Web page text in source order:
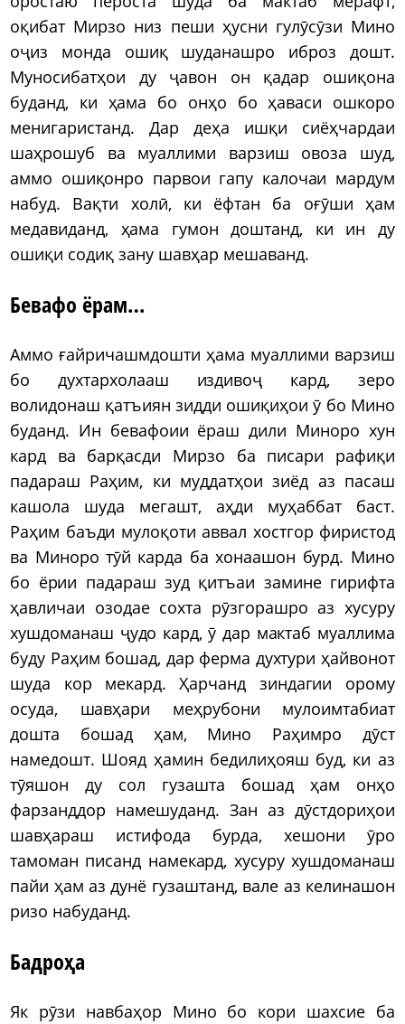
оқибат Мирзо низ пеши ҳусни гулӯсӯзи Мино
оҷиз монда ошиқ шуданашро иброз дошт.
Муносибатҳои ду ҷавон он қадар ошиқона
буданд, ки ҳама бо онҳо бо ҳаваси ошкоро
менигаристанд. Дар деҳа ишқи сиёҳчардаи
шаҳрошуб ва муаллими варзиш овоза шуд,
аммо ошиқонро парвои гапу калочаи мардум
набуд. Вақти холӣ, ки ёфтан ба оғӯши ҳам
медавиданд, ҳама гумон доштанд, ки ин ду
ошиқи содиқ зану шавҳар мешаванд.
Бевафо ёрам…
Аммо ғайричашмдошти ҳама муаллими варзиш
бо духтархолааш издивоҷ кард, зеро
волидонаш қатъиян зидди ошиқиҳои ӯ бо Мино
буданд. Ин бевафоии ёраш дили Миноро хун
кард ва барқасди Мирзо ба писари рафиқи
падараш Раҳим, ки муддатҳои зиёд аз пасаш
кашола шуда мегашт, аҳди муҳаббат баст.
Раҳим баъди мулоқоти аввал хостгор фиристод
ва Миноро тӯй карда ба хонаашон бурд. Мино
бо ёрии падараш зуд қитъаи замине гирифта
ҳавличаи озодае сохта рӯзгорашро аз хусуру
хушдоманаш ҷудо кард, ӯ дар мактаб муаллима
буду Раҳим бошад, дар ферма духтури ҳайвонот
шуда кор мекард. Ҳарчанд зиндагии орому
осуда, шавҳари меҳрубони мулоимтабиат
дошта бошад ҳам, Мино Раҳимро дӯст
намедошт. Шояд ҳамин бедилиҳояш буд, ки аз
тӯяшон ду сол гузашта бошад ҳам онҳо
фарзанддор намешуданд. Зан аз дӯстдориҳои
шавҳараш истифода бурда, хешони ӯро
тамоман писанд намекард, хусуру хушдоманаш
пайи ҳам аз дунё гузаштанд, вале аз келинашон
ризо набуданд.
Бадроҳа
Як рӯзи навбаҳор Мино бо кори шахсие ба